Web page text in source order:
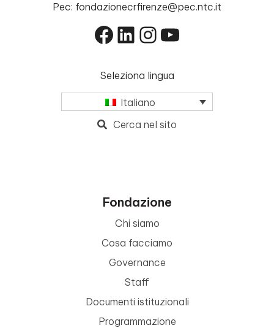
Pec: fondazionecrfirenze@pec.ntc.it
Facebook
LinkedIn
Instagram
YouTube
Seleziona lingua
Italiano
Cerca nel sito
Fondazione
Chi siamo
Cosa facciamo
Governance
Staff
Documenti istituzionali
Programmazione